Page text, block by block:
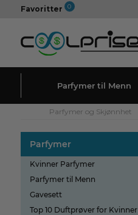
Favoritter 0
Parfymer til Menn
Parfymer og Skjønnhet
Parfymer
Kvinner Parfymer
Parfymer til Menn
Gavesett
Top 10 Duftprøver for Kvinner